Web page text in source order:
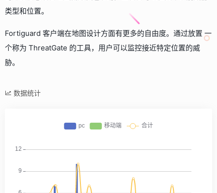
类型和位置。
Fortiguard 客户端在地图设计方面有更多的自由度。通过放置 一
个称为 ThreatGate 的工具，用户可以监控接近特定位置的威
胁。
数据统计